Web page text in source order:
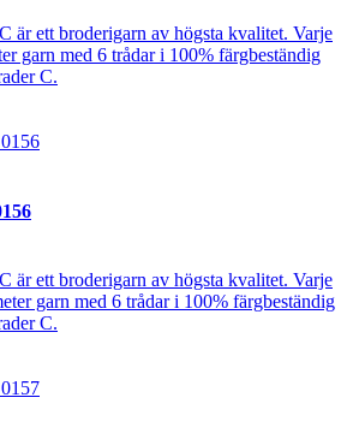
är ett broderigarn av högsta kvalitet. Varje
garn med 6 trådar i 100% färgbeständig
C.
är ett broderigarn av högsta kvalitet. Varje
garn med 6 trådar i 100% färgbeständig
C.